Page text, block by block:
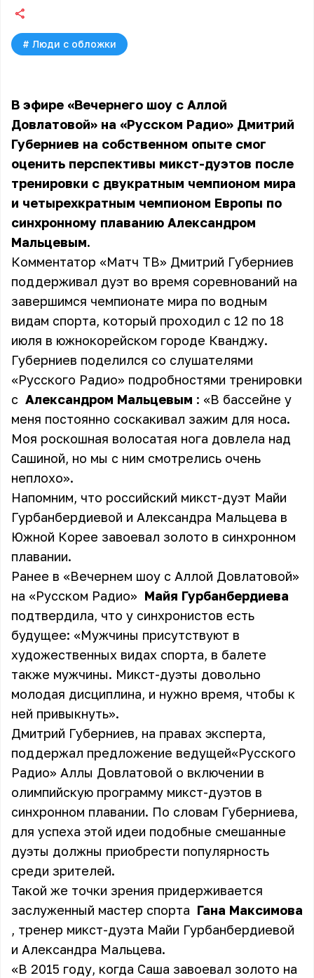
# Люди с обложки
В эфире «Вечернего шоу с Аллой
Довлатовой» на «Русском Радио» Дмитрий
Губерниев на собственном опыте смог
оценить перспективы микст-дуэтов после
тренировки с двукратным чемпионом мира
и четырехкратным чемпионом Европы по
синхронному плаванию Александром
Мальцевым.
Комментатор «Матч ТВ» Дмитрий Губерниев
поддерживал дуэт во время соревнований на
завершимся чемпионате мира по водным
видам спорта, который проходил с 12 по 18
июля в южнокорейском городе Кванджу.
Губерниев поделился со слушателями
«Русского Радио» подробностями тренировки
с Александром Мальцевым : «В бассейне у
меня постоянно соскакивал зажим для носа.
Моя роскошная волосатая нога довлела над
Сашиной, но мы с ним смотрелись очень
неплохо».
Напомним, что российский микст-дуэт Майи
Гурбанбердиевой и Александра Мальцева в
Южной Корее завоевал золото в синхронном
плавании.
Ранее в «Вечернем шоу с Аллой Довлатовой»
на «Русском Радио» Майя Гурбанбердиева
подтвердила, что у синхронистов есть
будущее: «Мужчины присутствуют в
художественных видах спорта, в балете
также мужчины. Микст-дуэты довольно
молодая дисциплина, и нужно время, чтобы к
ней привыкнуть».
Дмитрий Губерниев, на правах эксперта,
поддержал предложение ведущей«Русского
Радио» Аллы Довлатовой о включении в
олимпийскую программу микст-дуэтов в
синхронном плавании. По словам Губерниева,
для успеха этой идеи подобные смешанные
дуэты должны приобрести популярность
среди зрителей.
Такой же точки зрения придерживается
заслуженный мастер спорта Гана Максимова
, тренер микст-дуэта Майи Гурбанбердиевой
и Александра Мальцева.
«В 2015 году, когда Саша завоевал золото на